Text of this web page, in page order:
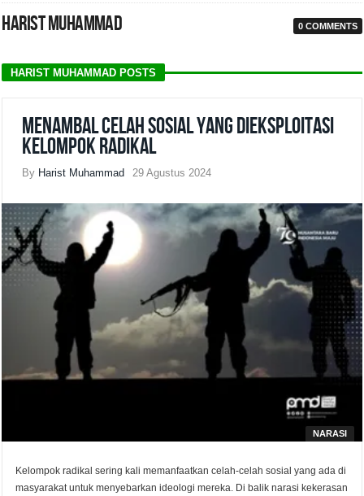
Harist Muhammad 0 COMMENTS
HARIST MUHAMMAD POSTS
Menambal Celah Sosial yang Dieksploitasi
Kelompok Radikal
By Harist Muhammad 29 Agustus 2024
NARASI
Kelompok radikal sering kali memanfaatkan celah-celah sosial yang ada di
masyarakat untuk menyebarkan ideologi mereka. Di balik narasi kekerasan